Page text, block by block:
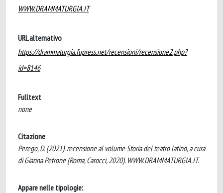
WWW.DRAMMATURGIA.IT
URL alternativo
https://drammaturgia.fupress.net/recensioni/recensione2.php?
id=8146
Fulltext
none
Citazione
Perego, D. (2021). recensione al volume Storia del teatro latino, a cura
di Gianna Petrone (Roma, Carocci, 2020). WWW.DRAMMATURGIA.IT.
Appare nelle tipologie: